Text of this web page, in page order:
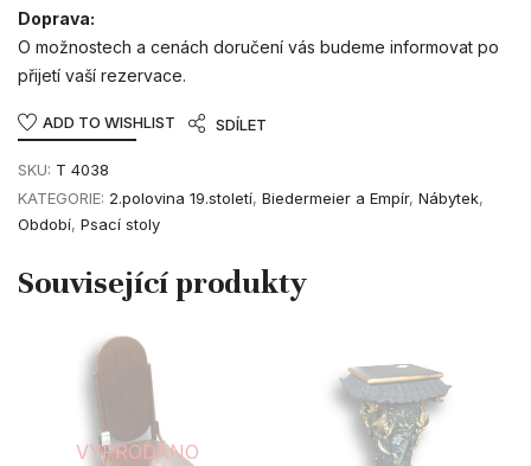
Doprava:
O možnostech a cenách doručení vás budeme informovat po
přijetí vaší rezervace.
ADD TO WISHLIST SDÍLET
SKU: T 4038
KATEGORIE: 2.polovina 19.století, Biedermeier a Empír, Nábytek,
Období, Psací stoly
VYPRODÁNO